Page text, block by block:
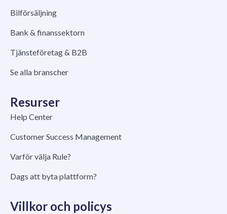
Bilförsäljning
Bank & finanssektorn
Tjänsteföretag & B2B
Se alla branscher
Resurser
Help Center
Customer Success Management
Varför välja Rule?
Dags att byta plattform?
Villkor och policys